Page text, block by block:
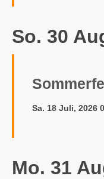
So. 30
Sa. 18 Juli, 2026
Mo. 31